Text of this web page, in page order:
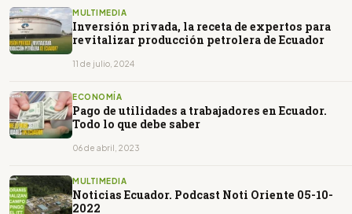
MULTIMEDIA
Inversión privada, la receta de expertos para
revitalizar producción petrolera de Ecuador
11 de julio, 2024
ECONOMÍA
Pago de utilidades a trabajadores en Ecuador.
Todo lo que debe saber
06 de abril, 2023
MULTIMEDIA
Noticias Ecuador. Podcast Noti Oriente 05-10-
2022